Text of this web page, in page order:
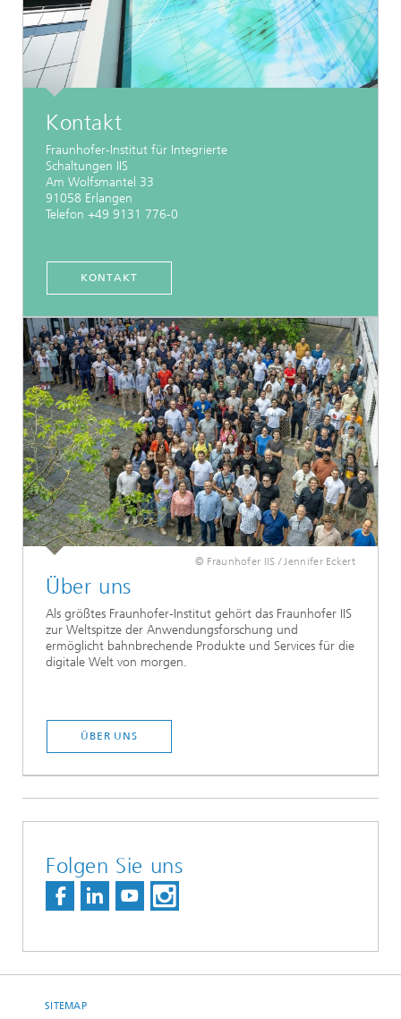
Kontakt
Fraunhofer-Institut für Integrierte
Schaltungen IIS
Am Wolfsmantel 33
91058 Erlangen
Telefon +49 9131 776-0
KONTAKT
© Fraunhofer IIS / Jennifer Eckert
Über uns
Als größtes Fraunhofer-Institut gehört das Fraunhofer IIS
zur Weltspitze der Anwendungsforschung und
ermöglicht bahnbrechende Produkte und Services für die
digitale Welt von morgen.
ÜBER UNS
Folgen Sie uns
SITEMAP